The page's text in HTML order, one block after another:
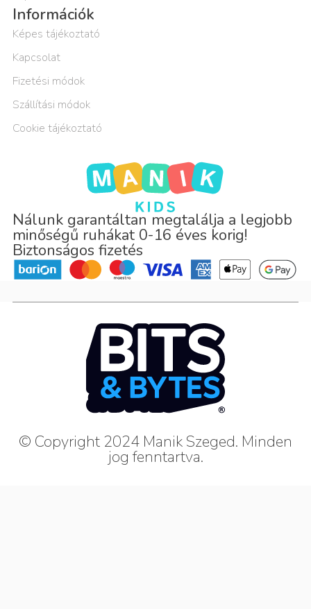
Nálunk garantáltan megtalálja a legjobb
minőségű ruhákat 0-16 éves korig!
Biztonságos fizetés
Információk
Képes tájékoztató
Kapcsolat
Fizetési módok
Szállítási módok
Cookie tájékoztató
© Copyright 2024 Manik Szeged. Minden
jog fenntartva.